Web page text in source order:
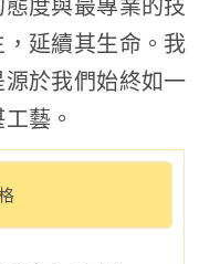
度與最專業的技
延續其生命。我
於我們始終如一
藝。